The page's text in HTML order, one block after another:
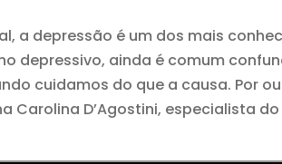
a depressão é um dos mais
depressivo, ainda é comum
cuidamos do que a causa. Por
Carolina D’Agostini, especialista do